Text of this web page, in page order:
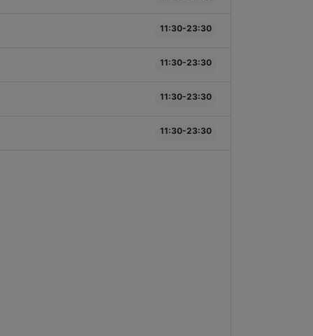
11:30-23:30
11:30-23:30
11:30-23:30
11:30-23:30